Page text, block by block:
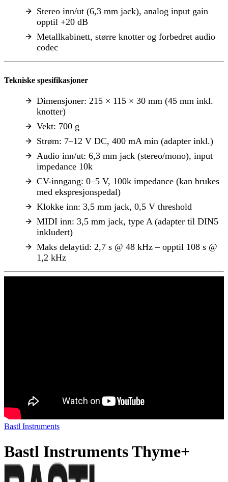
Stereo inn/ut (6,3 mm jack), analog input gain
opptil +20 dB
Metallkabinett, større knotter og forbedret audio
codec
Tekniske spesifikasjoner
Dimensjoner: 215 × 115 × 30 mm (45 mm inkl.
knotter)
Vekt: 700 g
Strøm: 7–12 V DC, 400 mA min (adapter inkl.)
Audio inn/ut: 6,3 mm jack (stereo/mono), input
impedance 10k
CV-inngang: 0–5 V, 100k impedance (kan brukes
med ekspresjonspedal)
Klokke inn: 3,5 mm jack, 0,5 V threshold
MIDI inn: 3,5 mm jack, type A (adapter til DIN5
inkludert)
Maks delaytid: 2,7 s @ 48 kHz – opptil 108 s @
1,2 kHz
Bastl Instruments
Bastl Instruments Thyme+